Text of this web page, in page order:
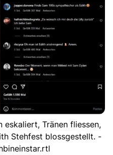
eskaliert, Tränen fliessen,
Stehfest blossgestellt. -